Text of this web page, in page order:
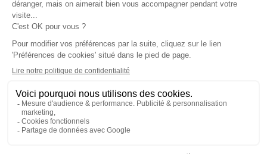
Inscrivez-vous à notre newsletter pour rester
informée des nouveautés médicales.
Blog